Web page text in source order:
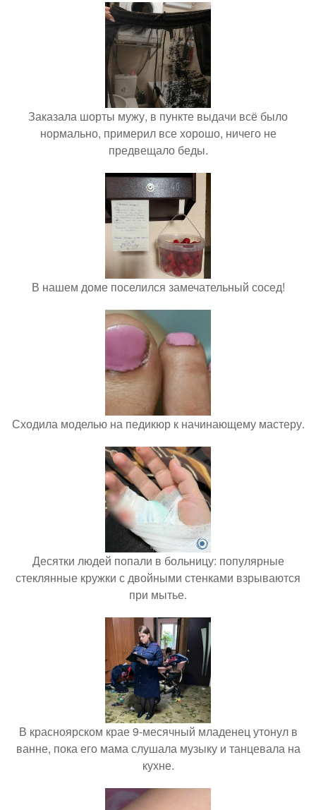
Заказала шорты мужу, в пункте выдачи всё было
нормально, примерил все хорошо, ничего не
предвещало беды.
В нашем доме поселился замечательный сосед!
Сходила моделью на педикюр к начинающему мастеру.
Десятки людей попали в больницу: популярные
стеклянные кружки с двойными стенками взрываются
при мытье.
В красноярском крае 9-месячный младенец утонул в
ванне, пока его мама слушала музыку и танцевала на
кухне.